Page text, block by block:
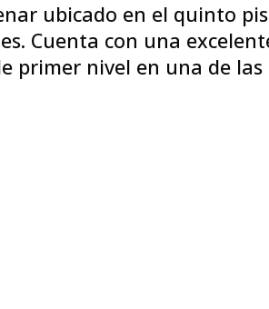
ubicado en el quinto
Cuenta con una
primer nivel en una de las